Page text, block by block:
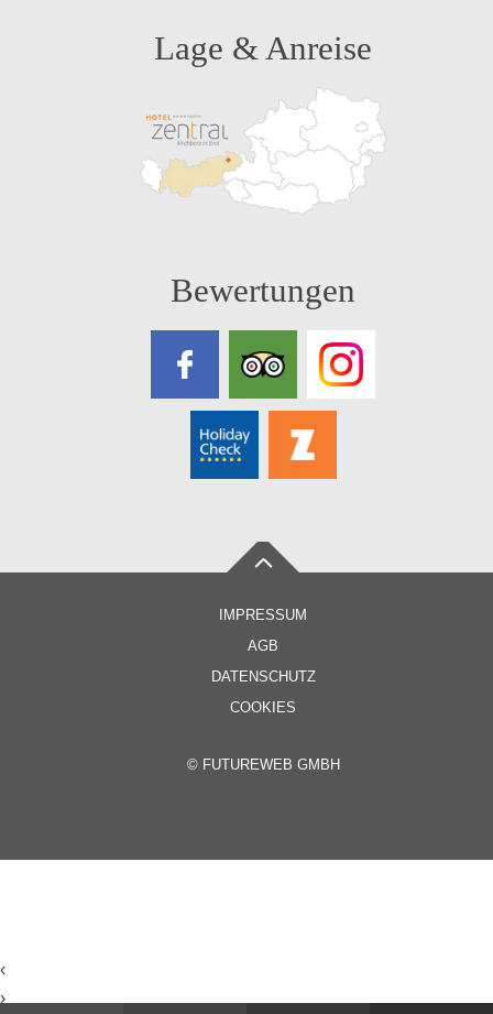
Lage & Anreise
Bewertungen
IMPRESSUM
AGB
DATENSCHUTZ
COOKIES
© FUTUREWEB GMBH
‹
›